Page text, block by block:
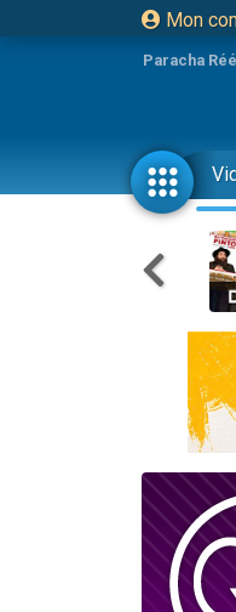
Mon
Paracha Réé